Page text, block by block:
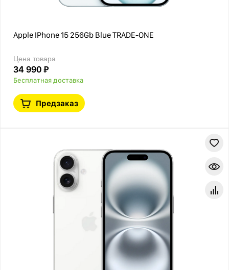
Apple IPhone 15 256Gb Blue TRADE-ONE
Цена товара
34 990 ₽
Бесплатная доставка
Предзаказ